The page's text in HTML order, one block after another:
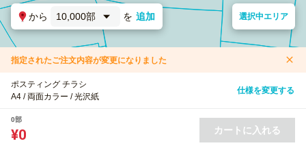
から 10,000部 を 追加 選択中エリア
指定されたご注文内容が変更になりました
ポスティング チラシ
A4 / 両面カラー / 光沢紙
仕様を変更する
0部
¥0 カートに入れる